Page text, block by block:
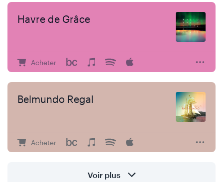
Havre de Grâce
Acheter
Belmundo Regal
Acheter
Voir plus